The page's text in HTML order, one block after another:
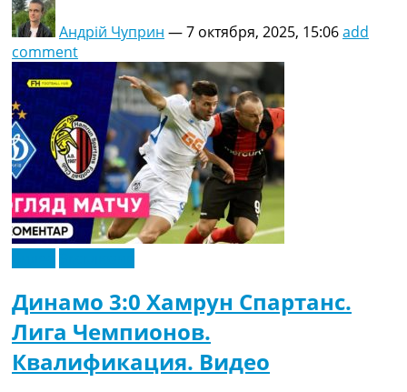
Андрій Чуприн —7 октября, 2025, 15:06add
comment
Динамо 3:0 Хамрун Спартанс.
Лига Чемпионов.
Квалификация. Видео